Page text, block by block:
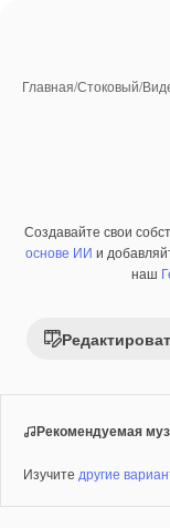
Главная/Стоковый/
Премиум
Создавайте свои
основе ИИ и
наш
Рекомендуемая
Изучите другие